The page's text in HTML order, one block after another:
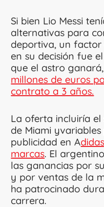
Si bien Lio Messi
alternativas para
deportiva, un
en su decisión fue
que el astro
millones de euros
contrato a 3 años.
La oferta incluiría
de Miami
publicidad en A
marcas. El
las ganancias por
y por ventas de la
ha patrocinado
carrera.